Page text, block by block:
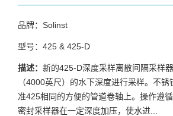
品牌：Solinst
型号：425 & 425-D
描述： 新的425-D深度采样离散间隔采样
（4000英尺）的水下深度进行采样。不
准425相同的方便的管道卷轴上。操作遵循
密封采样器在一定深度加压，使水进...